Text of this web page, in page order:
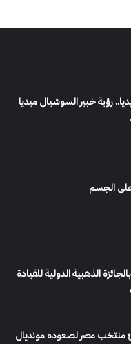
رؤية خبير السوشيال ميديا
على الجسم
الذهبية الدولية للقيادة
منتخب مصر لصعوده مونديال